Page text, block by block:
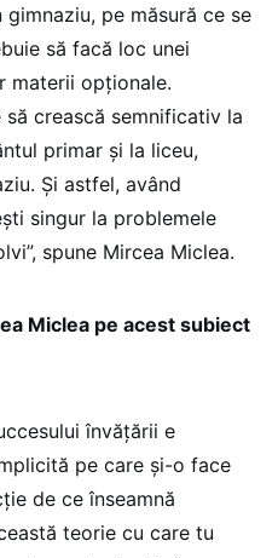
pe măsură ce se
să facă loc unei
materii opționale.
crească semnificativ la
primar și la liceu,
Și astfel, având
singur la problemele
spune Mircea Miclea.
Miclea pe acest subiect
învățării e
pe care și-o face
de ce înseamnă
teorie cu care tu